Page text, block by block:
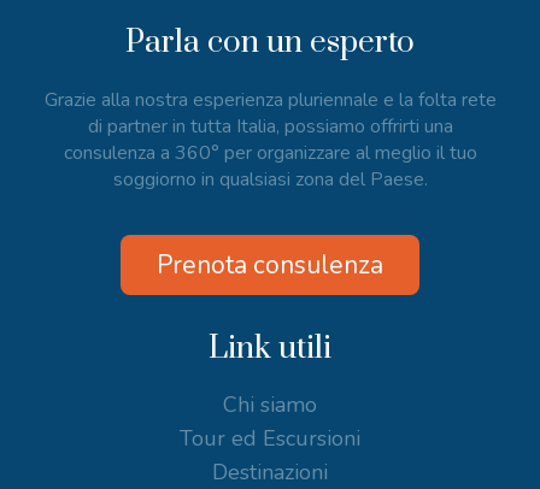
Parla con un esperto
Grazie alla nostra esperienza pluriennale e la folta rete
di partner in tutta Italia, possiamo offrirti una
consulenza a 360° per organizzare al meglio il tuo
soggiorno in qualsiasi zona del Paese.
Prenota consulenza
Link utili
Chi siamo
Tour ed Escursioni
Destinazioni